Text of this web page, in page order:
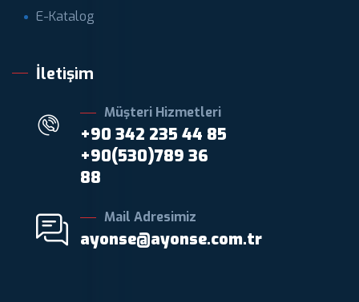
E-Katalog
İletişim
Müşteri Hizmetleri
+90 342 235 44 85
+90(530)789 36
88
Mail Adresimiz
ayonse@ayonse.com.tr